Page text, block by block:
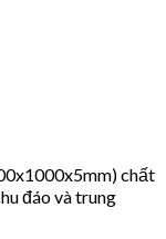
chất
đáo và trung